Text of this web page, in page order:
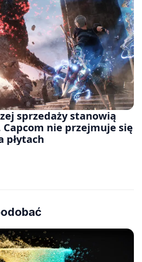
sprzedaży stanowią
nie przejmuje się
płytach